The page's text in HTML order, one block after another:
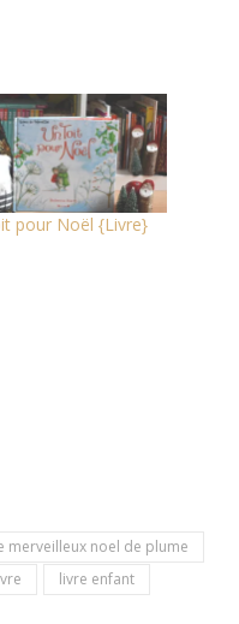
pour Noël {Livre}
merveilleux noel de plume
livre enfant